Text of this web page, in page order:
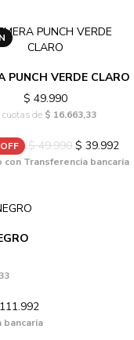
PUNCH VERDE CLARO
$ 49.990
cuotas de $ 16.663,33
$ 49.990 $ 39.992
con Transferencia bancaria
bancaria